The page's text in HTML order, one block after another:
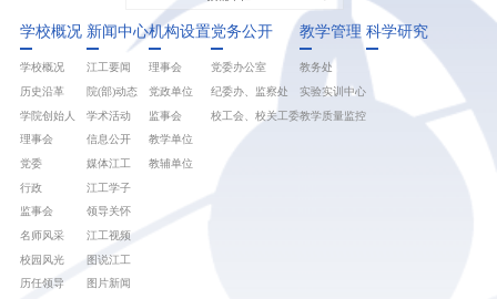
学校概况
学校概况
历史沿革
学院创始人
理事会
党委
行政
监事会
名师风采
校园风光
历任领导
新闻中心
江工要闻
院(部)动态
学术活动
信息公开
媒体江工
江工学子
领导关怀
江工视频
图说江工
图片新闻
机构设置
理事会
党政单位
监事会
教学单位
教辅单位
党务公开
党委办公室
纪委办、监察处
校工会、校关工委
教学管理
教务处
实验实训中心
教学质量监控
科学研究